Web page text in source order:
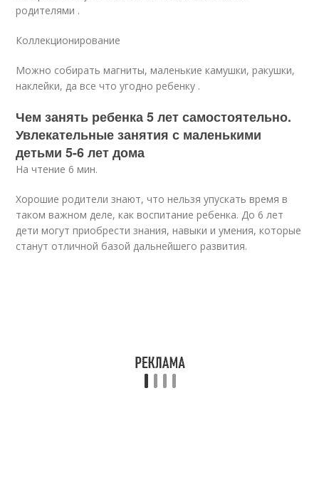
родителями .
Коллекционирование
Можно собирать магниты, маленькие камушки, ракушки,
наклейки, да все что угодно ребенку .
Чем занять ребенка 5 лет самостоятельно.
Увлекательные занятия с маленькими
детьми 5-6 лет дома
На чтение 6 мин.
Хорошие родители знают, что нельзя упускать время в
таком важном деле, как воспитание ребенка. До 6 лет
дети могут приобрести знания, навыки и умения, которые
станут отличной базой дальнейшего развития.